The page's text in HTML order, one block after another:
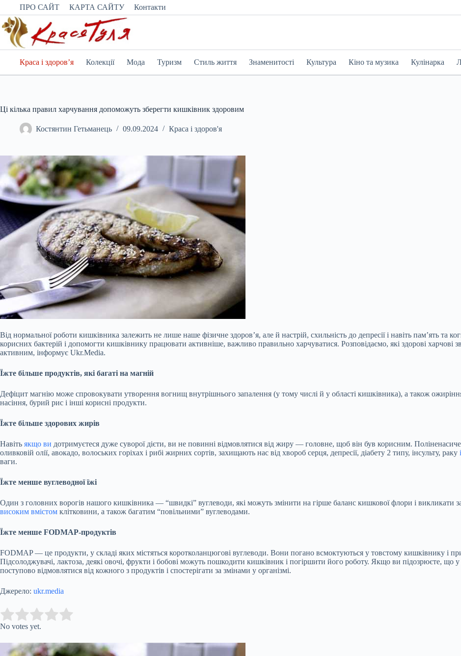
Перейти
вмісту
ПРО САЙТ КАРТА САЙТУ Контакти
Краса і здоров’я Колекції Мода Туризм Стиль життя Знаменитості Культура Кіно та музика Кулінарка
Ці кілька правил харчування допоможуть зберегти кишківник здоровим
Костянтин Гетьманець 09.09.2024 Краса і здоров'я
Від нормальної роботи кишківника залежить не лише наше фізичне здоров’я, але й настрій, схильність до депресії і навіть пам’ять та
корисних бактерій і допомогти кишківнику працювати активніше, важливо правильно харчуватися. Розповідаємо, які здорові
активним, інформує Ukr.Media.
Їжте більше продуктів, які багаті на магній
Дефіцит магнію може спровокувати утворення вогнищ внутрішнього запалення (у тому числі й у області кишківника), а також
насіння, бурий рис і інші корисні продукти.
Їжте більше здорових жирів
Навіть якщо ви дотримуєтеся дуже суворої дієти, ви не повинні відмовлятися від жиру — головне, щоб він був корисним.
оливковій олії, авокадо, волоських горіхах і рибі жирних сортів, захищають нас від хвороб серця, депресії, діабету 2 типу, інсульту, раку
ваги.
Їжте менше вуглеводної їжі
Один з головних ворогів нашого кишківника — “швидкі” вуглеводи, які можуть змінити на гірше баланс кишкової флори і викликати
високим вмістом клітковини, а також багатим “повільними” вуглеводами.
Їжте менше FODMAP-продуктів
FODMAP — це продукти, у складі яких містяться коротколанцюгові вуглеводи. Вони погано всмоктуються у товстому кишківнику і
Підсолоджувачі, лактоза, деякі овочі, фрукти і бобові можуть пошкодити кишківник і погіршити його роботу. Якщо ви підозрюєте, що
поступово відмовлятися від кожного з продуктів і спостерігати за змінами у організмі.
Джерело: ukr.media
Rate this item:
No votes yet.